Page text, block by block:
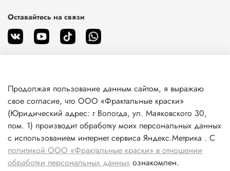
О магазине
Клиентам
Информация
Оставайтесь на связи
Продолжая пользование данным сайтом, я выражаю
свое согласие, что ООО «Фрактальные краски»
(Юридический адрес: г Вологда, ул. Маяковского 30,
пом. 1) производит обработку моих персональных данных
с использованием интернет сервиса Яндекс.Метрика . С
политикой ООО «Фрактальные краски» в отношении
обработки персональных данных ознакомлен.